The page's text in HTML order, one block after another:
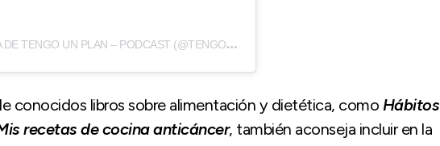
U
NA PUBLICACIÓN COMPARTIDA DE TENGO UN PLAN – PODCAST (@TENGOUNPLANPODCAST)
conocidos libros sobre alimentación y dietética, como Hábitos
recetas de cocina anticáncer, también aconseja incluir en la